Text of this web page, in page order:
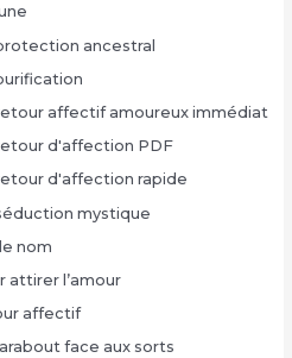
ancestral
affectif amoureux immédiat
d'affection PDF
d'affection rapide
mystique
nom
attirer l’amour
affectif
face aux sorts